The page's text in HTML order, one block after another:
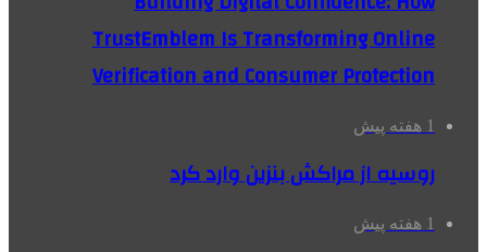
TrustEmblem Is Transforming Online
Verification and Consumer Protection
1 هفته پیش
روسیه از مراکش بنزین وارد کرد
1 هفته پیش